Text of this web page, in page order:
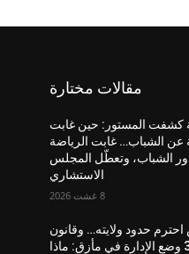
مقالات مختارة
كشفت المستور: حين غابت
عن الشباب… غابت الرياضة
الشباب، وتعطّل المجلس
الاستشاري
8 غشت 2026
حدود ولايته… وقانون
30.09 وضع الإدارة في مأزق: ماذا